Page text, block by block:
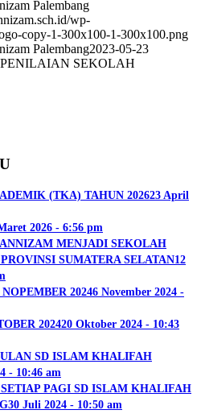
Palembang
wp-
copy-1-300x100-1-300x100.png
Palembang2023-05-23
PENILAIAN SEKOLAH
(TKA) TAHUN 202623 April
2026 - 6:56 pm
MENJADI SEKOLAH
SUMATERA SELATAN12
20246 November 2024 -
202420 Oktober 2024 - 10:43
SD ISLAM KHALIFAH
- 10:46 am
SETIAP PAGI SD ISLAM KHALIFAH
30 Juli 2024 - 10:50 am